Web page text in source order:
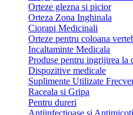
Orteze glezna si picior
Orteza Zona Inghinala
Ciorapi Medicinali
Orteze pentru coloana
Incaltaminte Medicala
Produse pentru ingrijirea la
Dispozitive medicale
Suplimente Utilizate
Raceala si Gripa
Pentru dureri
Antiinfectioase si